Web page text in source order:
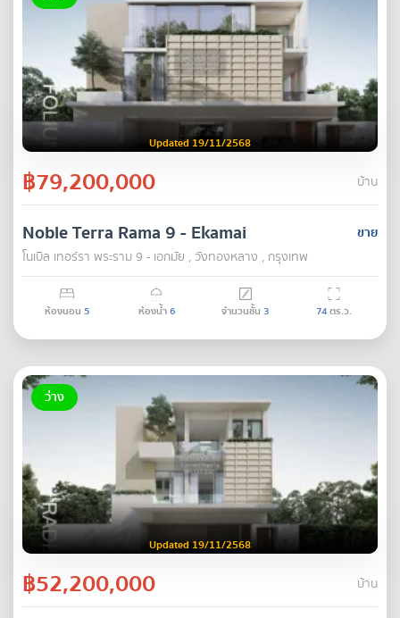
Updated 19/11/2568
฿79,200,000 บ้าน
ขาย
Noble Terra Rama 9 - Ekamai
โนเบิล เทอร์รา พระราม 9 - เอกมัย , วังทองหลาง , กรุงเทพ
ห้องนอน 5 ห้องน้ำ6 จำนวนชั้น 3 74ตร.ว.
ว่าง
Updated 19/11/2568
฿52,200,000 บ้าน